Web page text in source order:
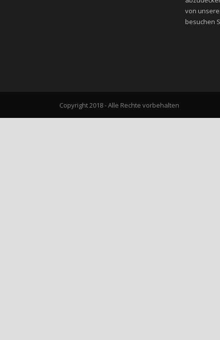
von
besuchen
Copyright 2018 - Alle Rechte vorbehalten